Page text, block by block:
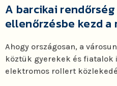
A barcikai
ellenőrzésbe kezd
Ahogy országosan, a
köztük gyerekek és fiatalok
elektromos rollert